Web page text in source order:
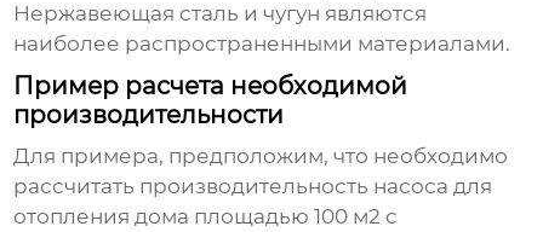
Нержавеющая сталь и чугун являются
наиболее распространенными материалами.
Пример расчета необходимой
производительности
Для примера, предположим, что необходимо
рассчитать производительность насоса для
отопления дома площадью 100 м2 с